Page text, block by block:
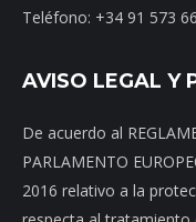
Teléfono: +34 91 573
AVISO LEGAL Y
De acuerdo al
PARLAMENTO
2016 relativo a la